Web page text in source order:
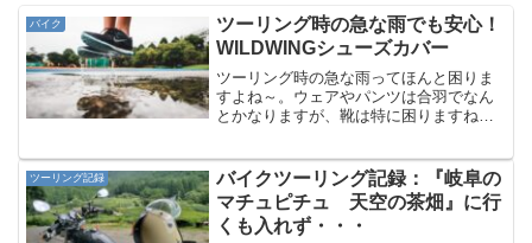
バイク
ツーリング時の急な雨でも安心！
WILDWINGシューズカバー
ツーリング時の急な雨ってほんと困りま
すよね～。ウェアやパンツは合羽でなん
とかなりますが、靴は特に困りますね。
です。天気予報には細心の注意をはらっ
てツーリング計画を立てる...
ツーリング記録
バイクツーリング記録：『岐阜の
マチュピチュ 天空の茶畑』に行
くも入れず・・・